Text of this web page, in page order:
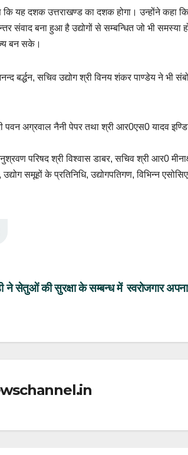
कि यह दशक उत्तराखण्ड का दशक होगा। उन्होंने कहा
संवाद बना हुआ है उद्योगों से सम्बन्धित जो भी समस्या
बन सके।
बर्द्धन, सचिव उद्योग श्री विनय शंकर पाण्डेय ने भी
अग्रवाल नैनी पेपर तथा श्री आर0एस0 यादव
परिषद श्री विश्वास डाबर, सचिव श्री आर0
समूहों के प्रतिनिधि, उद्योगपतिगण, विभिन्न
स्वरोजगार
ने सेतुओं की सुरक्षा के सम्बन्ध में